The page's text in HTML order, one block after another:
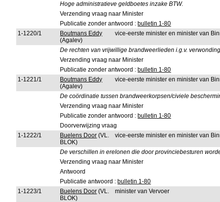
Hoge administratieve geldboetes inzake BTW.
Verzending vraag naar Minister
Publicatie zonder antwoord : bulletin 1-80
1-1220/1
Boutmans Eddy
(Agalev)
vice-eerste minister en minister van
De rechten van vrijwillige brandweerlieden i.g.v.
Verzending vraag naar Minister
Publicatie zonder antwoord : bulletin 1-80
1-1221/1
Boutmans Eddy
(Agalev)
vice-eerste minister en minister van
De coördinatie tussen brandweerkorpsen/civiele
Verzending vraag naar Minister
Publicatie zonder antwoord : bulletin 1-80
Doorverwijzing vraag
1-1222/1
Buelens Door (VL.
BLOK)
vice-eerste minister en minister van
De verschillen in erelonen die door provinciebesturen
Verzending vraag naar Minister
Antwoord
Publicatie antwoord : bulletin 1-80
1-1223/1
Buelens Door (VL.
BLOK)
minister van Vervoer